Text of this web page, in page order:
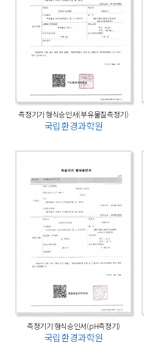
측정기기 형식승인서(부유물질측정기)
국립환경과학원
측정기기 형식승인서(pH측정기)
국립환경과학원